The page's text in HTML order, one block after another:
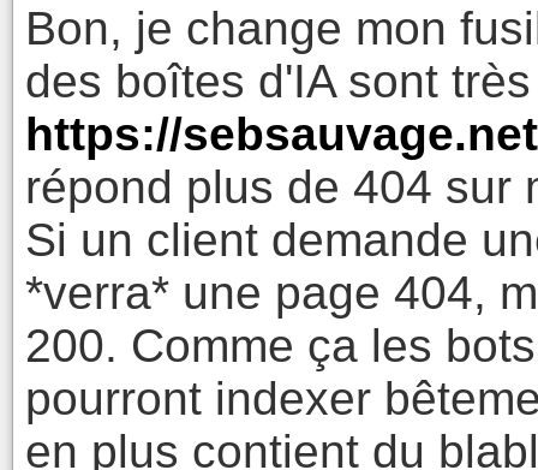
Bon, je change mon
des boîtes d'IA sont
https://
répond plus de 404 sur
Si un client demande
*verra* une page 404,
200. Comme ça les
pourront indexer
en plus contient du